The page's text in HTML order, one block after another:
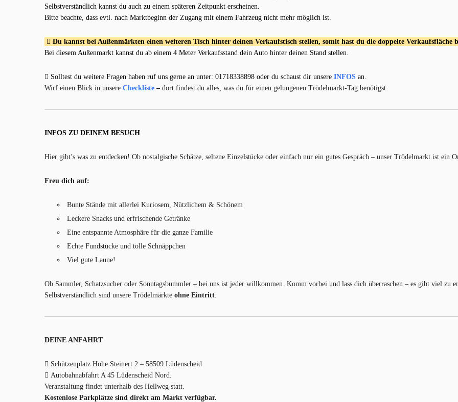
Selbstverständlich kannst du auch zu einem späteren Zeitpunkt erscheinen.
Bitte beachte, dass evtl. nach Marktbeginn der Zugang mit einem Fahrzeug nicht mehr möglich ist.
Du kannst bei Außenmärkten einen weiteren Tisch hinter deinen Verkaufstisch stellen, somit hast du die doppelte Verkaufsfläche
Bei diesem Außenmarkt kannst du ab einem 4 Meter Verkaufsstand dein Auto hinter deinen Stand stellen.
Solltest du weitere Fragen haben ruf uns gerne an unter: 01718338898 oder du schaust dir unsere INFOS an.
Wirf einen Blick in unsere Checkliste – dort findest du alles, was du für einen gelungenen Trödelmarkt-Tag benötigst.
INFOS ZU DEINEM BESUCH
Hier gibt’s was zu entdecken! Ob nostalgische Schätze, seltene Einzelstücke oder einfach nur ein gutes Gespräch – unser Trödelmarkt ist ein
Freu dich auf:
Bunte Stände mit allerlei Kuriosem, Nützlichem & Schönem
Leckere Snacks und erfrischende Getränke
Eine entspannte Atmosphäre für die ganze Familie
Echte Fundstücke und tolle Schnäppchen
Viel gute Laune!
Ob Sammler, Schatzsucher oder Sonntagsbummler – bei uns ist jeder willkommen. Komm vorbei und lass dich überraschen – es gibt viel zu
Selbstverständlich sind unsere Trödelmärkte ohne Eintritt.
DEINE ANFAHRT
Schützenplatz Hohe Steinert 2 – 58509 Lüdenscheid
Autobahnabfahrt A 45 Lüdenscheid Nord.
Veranstaltung findet unterhalb des Hellweg statt.
Kostenlose Parkplätze sind direkt am Markt verfügbar.